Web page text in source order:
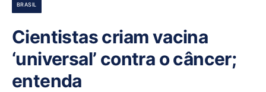
BRASIL
Cientistas criam vacina
‘universal’ contra o câncer;
entenda